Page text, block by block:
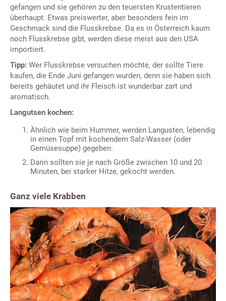
gefangen und sie gehören zu den teuersten Krustentieren
überhaupt. Etwas preiswerter, aber besonders fein im
Geschmack sind die Flusskrebse. Da es in Österreich kaum
noch Flusskrebse gibt, werden diese meist aus den USA
importiert.
Tipp: Wer Flusskrebse versuchen möchte, der sollte Tiere
kaufen, die Ende Juni gefangen wurden, denn sie haben sich
bereits gehäutet und ihr Fleisch ist wunderbar zart und
aromatisch.
Langutsen kochen:
Ähnlich wie beim Hummer, werden Langusten, lebendig
in einen Topf mit kochendem Salz-Wasser (oder
Gemüsesuppe) gegeben.
Darin sollten sie je nach Größe zwischen 10 und 20
Minuten, bei starker Hitze, gekocht werden.
Ganz viele Krabben